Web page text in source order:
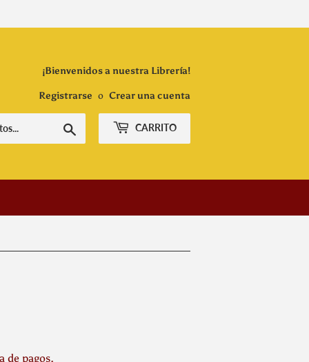
¡Bienvenidos a nuestra Librería!
Registrarse o Crear una cuenta
CARRITO
de pagos.